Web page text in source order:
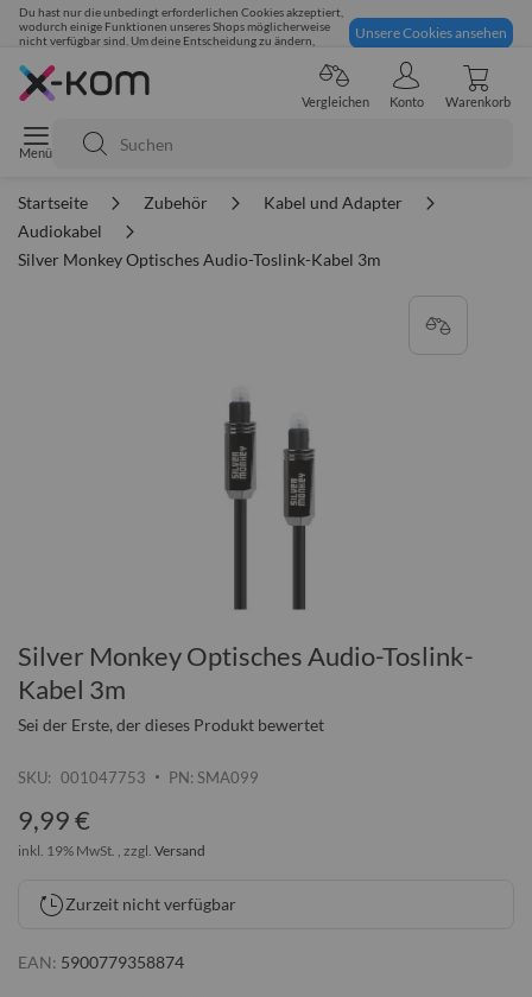
Du hast nur die unbedingt erforderlichen Cookies akzeptiert,
wodurch einige Funktionen unseres Shops möglicherweise
nicht verfügbar sind. Um deine Entscheidung zu ändern,
Unsere Cookies ansehen
Sicher einkaufen
Suche
Vergleichen Konto Warenkorb
Startseite Zubehör
Kabel und Adapter
Audiokabel
Silver Monkey Optisches Audio-Toslink-Kabel 3m
Silver Monkey Optisches Audio-Toslink-
Kabel 3m
SKU 001047753 PN: SMA099
Sei der Erste, der dieses Produkt bewertet
EAN: 5900779358874
9,99 €
inkl. 19% MwSt. , zzgl. Versand
Zurzeit nicht verfügbar
Zum
Anfang
Bildgalerie